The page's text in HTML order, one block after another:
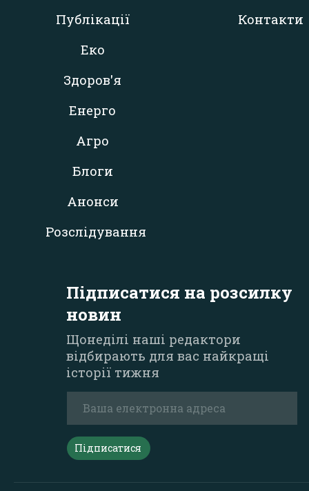
Публікації
Еко
Здоров'я
Енерго
Агро
Блоги
Анонси
Розслідування
Контакти
Підписатися на розсилку
новин
Щонеділі наші редактори
відбирають для вас найкращі
історії тижня
Підписатися